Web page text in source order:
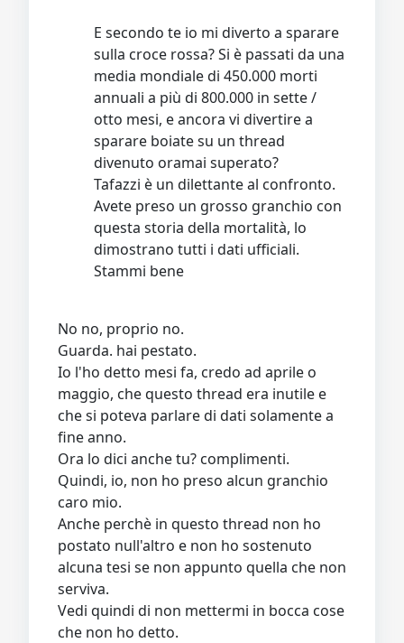
E secondo te io mi diverto a sparare
sulla croce rossa? Si è passati da una
media mondiale di 450.000 morti
annuali a più di 800.000 in sette /
otto mesi, e ancora vi divertire a
sparare boiate su un thread
divenuto oramai superato?
Tafazzi è un dilettante al confronto.
Avete preso un grosso granchio con
questa storia della mortalità, lo
dimostrano tutti i dati ufficiali.
Stammi bene
No no, proprio no.
Guarda. hai pestato.
Io l'ho detto mesi fa, credo ad aprile o
maggio, che questo thread era inutile e
che si poteva parlare di dati solamente a
fine anno.
Ora lo dici anche tu? complimenti.
Quindi, io, non ho preso alcun granchio
caro mio.
Anche perchè in questo thread non ho
postato null'altro e non ho sostenuto
alcuna tesi se non appunto quella che non
serviva.
Vedi quindi di non mettermi in bocca cose
che non ho detto.